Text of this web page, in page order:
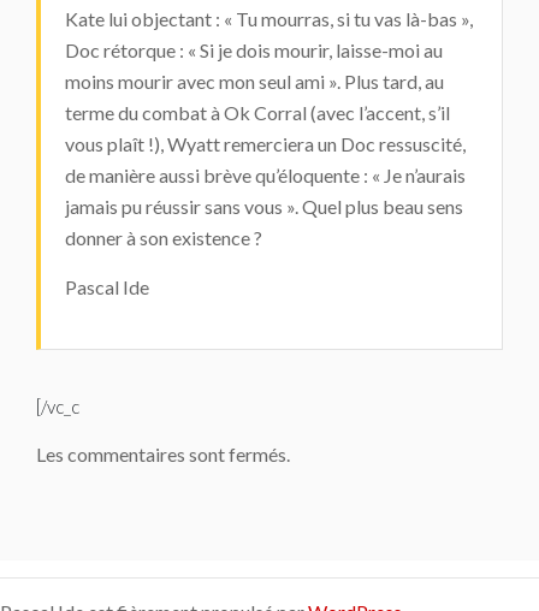
Kate lui objectant : « Tu mourras, si tu vas là-bas »,
Doc rétorque : « Si je dois mourir, laisse-moi au
moins mourir avec mon seul ami ». Plus tard, au
terme du combat à Ok Corral (avec l’accent, s’il
vous plaît !), Wyatt remerciera un Doc ressuscité,
de manière aussi brève qu’éloquente : « Je n’aurais
jamais pu réussir sans vous ». Quel plus beau sens
donner à son existence ?
Pascal Ide
[/vc_c
Les commentaires sont fermés.